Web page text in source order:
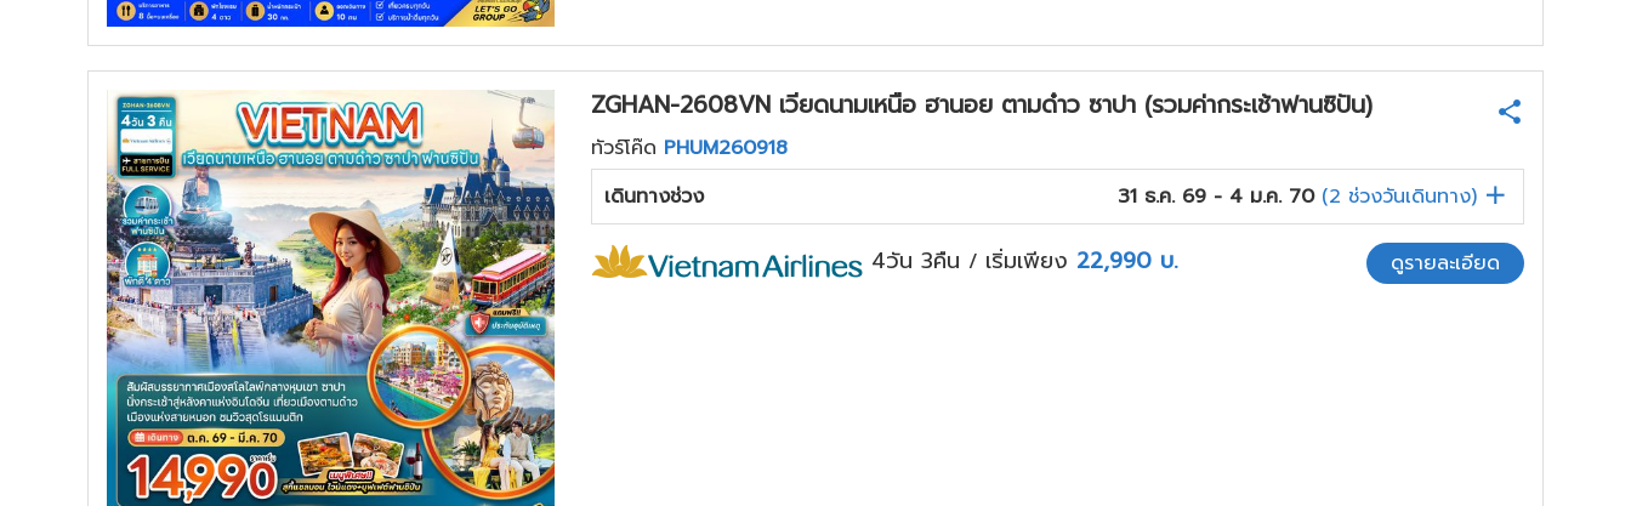
ZGHAN-2608VN เวียดนามเหนือ ฮานอย ตามด๋าว ซาปา (รวมค่ากระเช้าฟานซิปัน)
ทัวร์โค๊ด PHUM260918
เดินทางช่วง
31 ธ.ค. 69 - 4 ม.ค. 70 (2 ช่วงวันเดินทาง)
4วัน 3คืน / เริ่มเพียง 22,990 บ. ดูรายละเอียด